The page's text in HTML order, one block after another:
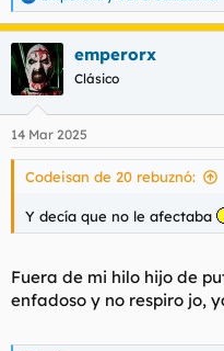
e
a
c
c
i
e
s
emperorx
Clásico
14 Mar 2025
Codeisan de 20 rebuznó:
Y decía que no le afectaba
Fuera de mi hilo hijo de
enfadoso y no respiro jo,